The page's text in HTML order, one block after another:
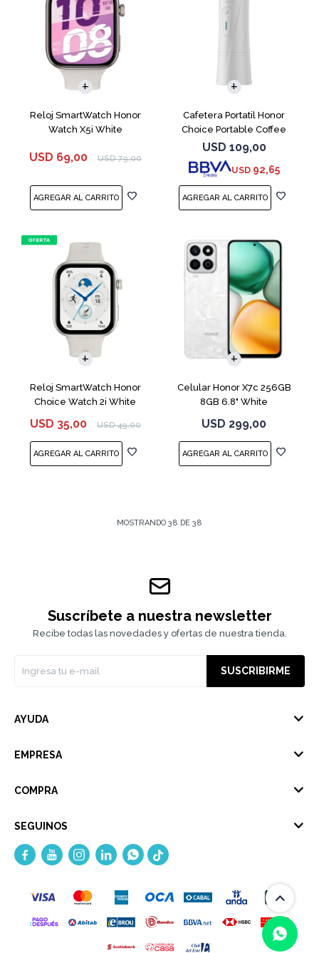
Reloj SmartWatch Honor
Watch X5i White
USD 69,00 USD 79,00
Cafetera Portatil Honor
Choice Portable Coffee
Machine White
USD 109,00
USD 92,65
Reloj SmartWatch Honor
Choice Watch 2i White
USD 35,00 USD 49,00
Celular Honor X7c 256GB
8GB 6.8" White
USD 299,00
COMPARAR
MOSTRANDO 38 DE 38
Suscríbete a nuestra newsletter
Recibe todas las novedades y ofertas de nuestra tienda.
SUSCRIBIRME
AYUDA
EMPRESA
COMPRA
SEGUINOS
    